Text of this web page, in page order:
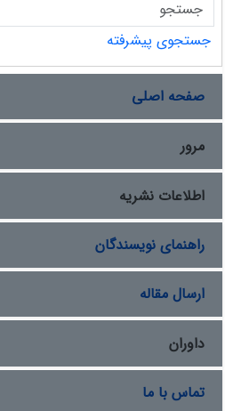
جستجوی پیشرفته
صفحه اصلی
مرور
اطلاعات نشریه
راهنمای نویسندگان
ارسال مقاله
داوران
تماس با ما